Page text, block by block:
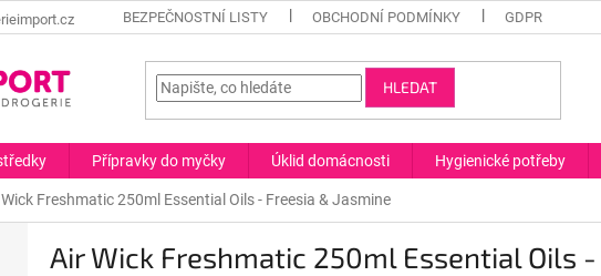
BEZPEČNOSTNÍ LISTY OBCHODNÍ PODMÍNKY GDPR
HLEDAT
Přípravky do myčky Úklid domácnosti Hygienické potřeby
Freshmatic 250ml Essential Oils - Freesia & Jasmine
Air Wick Freshmatic 250ml Essential Oils